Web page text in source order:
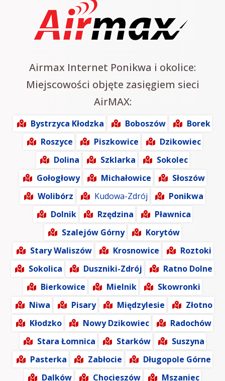
Airmax Internet Ponikwa i okolice:
Miejscowości objęte zasięgiem sieci
AirMAX:
Bystrzyca Kłodzka Boboszów
Borek
Roszyce
Piszkowice
Dzikowiec
Dolina
Szklarka
Sokolec
Gołogłowy
Michałowice
Słoszów
Wolibórz
Kudowa-Zdrój
Ponikwa
Dolnik
Rzędzina
Pławnica
Szalejów Górny
Korytów
Stary Waliszów
Krosnowice
Roztoki
Sokolica
Duszniki-Zdrój
Ratno Dolne
Bierkowice
Mielnik
Skowronki
Niwa
Pisary Międzylesie
Złotno
Kłodzko
Nowy Dzikowiec
Radochów
Stara Łomnica
Starków
Suszyna
Pasterka
Zabłocie
Długopole Górne
Dalków
Chocieszów
Mszaniec